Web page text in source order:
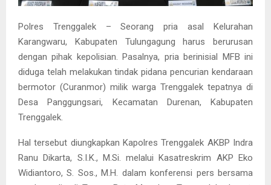
Polres Trenggalek – Seorang pria asal Kelurahan
Karangwaru, Kabupaten Tulungagung harus berurusan
dengan pihak kepolisian. Pasalnya, pria berinisial MFB ini
diduga telah melakukan tindak pidana pencurian kendaraan
bermotor (Curanmor) milik warga Trenggalek tepatnya di
Desa Panggungsari, Kecamatan Durenan, Kabupaten
Trenggalek.
Hal tersebut diungkapkan Kapolres Trenggalek AKBP Indra
Ranu Dikarta, S.I.K., M.Si. melalui Kasatreskrim AKP Eko
Widiantoro, S. Sos., M.H. dalam konferensi pers bersama